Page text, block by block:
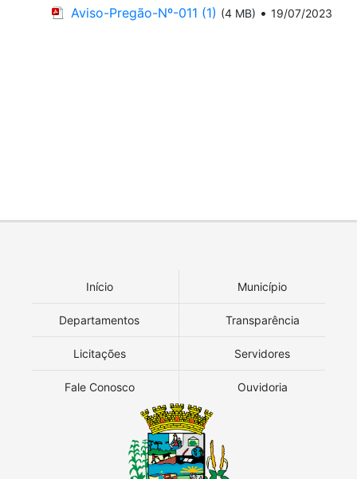
Aviso-Pregão-Nº-011 (1) (4 MB) • 19/07/2023
Início Município
Departamentos Transparência
Licitações Servidores
Fale Conosco Ouvidoria